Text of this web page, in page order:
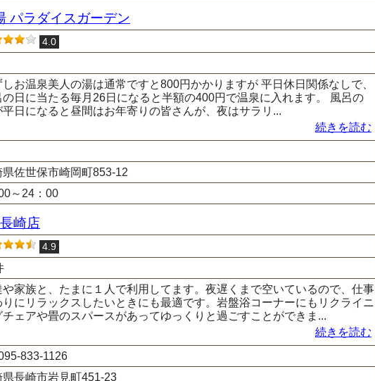
パラダイスガーデン
4.0
しお温泉美人の湯は通常ですと800円かかりますが 平日休日関係なしで、
の日に当たる毎月26日になると半額の400円で温泉に入れます。 風呂の
平日になると昼間はお年寄りの皆さんが、夜はサラリ...
続きを読む
県佐世保市崎岡町853-12
～24：00
崎店
4.9
や家族と、たまに１人で利用してます。夜遅くまで空いているので、仕事
りにリラックスしたいときにも最適です。岩盤浴コーナーにもリクライニ
チェアや畳のスパースがあってゆっくりと過ごすことができま...
続きを読む
833-1126
県長崎市岩見町451-23